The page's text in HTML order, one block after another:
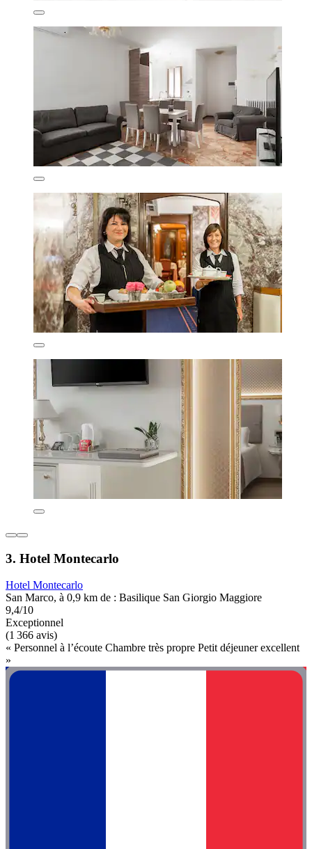
3. Hotel Montecarlo
Hotel Montecarlo
San Marco, à 0,9 km de : Basilique San Giorgio Maggiore
9,4/10
Exceptionnel
(1 366 avis)
« Personnel à l’écoute Chambre très propre Petit déjeuner excellent
»